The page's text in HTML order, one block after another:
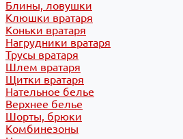
Блины, ловушки
Клюшки вратаря
Коньки вратаря
Нагрудники вратаря
Трусы вратаря
Шлем вратаря
Щитки вратаря
Нательное белье
Верхнее белье
Шорты, брюки
Комбинезоны